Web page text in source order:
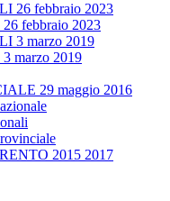
26 febbraio 2023
febbraio 2023
3 marzo 2019
marzo 2019
29 maggio 2016
2015 2017